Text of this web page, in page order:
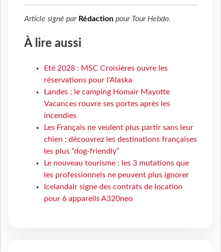
Article signé par Rédaction pour Tour Hebdo.
À lire aussi
Eté 2028 : MSC Croisières ouvre les
réservations pour l'Alaska
Landes : le camping Homair Mayotte
Vacances rouvre ses portes après les
incendies
Les Français ne veulent plus partir sans leur
chien : découvrez les destinations françaises
les plus “dog-friendly”
Le nouveau tourisme : les 3 mutations que
les professionnels ne peuvent plus ignorer
Icelandair signe des contrats de location
pour 6 appareils A320neo